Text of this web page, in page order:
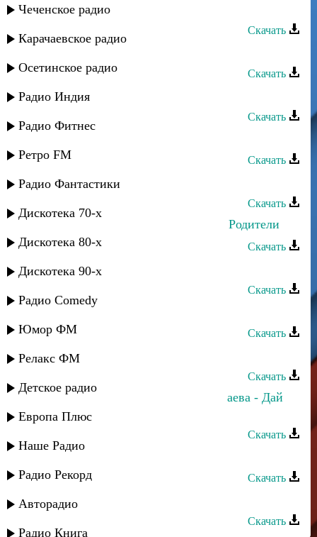
Чеченское радио
Карачаевское радио
Осетинское радио
Радио Индия
Радио Фитнес
Ретро FM
Радио Фантастики
Дискотека 70-х
Дискотека 80-х
Дискотека 90-х
Радио Comedy
Юмор ФМ
Релакс ФМ
Детское радио
Европа Плюс
Наше Радио
Радио Рекорд
Авторадио
Радио Книга
Азамат Пхешхов - Ой, роза, роза
Скачать
Скачать
Азамат Юсупов - Горянка
Скачать
Скачать
Азамат Цавкилов - Двое
Скачать
Азамат Беков, Рената Бесланеева - Родители
Скачать
Азамат Беков - Мэздэгу къафэ
Скачать
Азамат Пхешхов - Огни
Скачать
Азамат Пхешхов - Дорогая
Скачать
Азамат Юсупов и Марина Мустафаева - Дай
калым
Скачать
Азамат Юсупов - Танцовщица
Скачать
Азамат Юсупов - Женушка
Скачать